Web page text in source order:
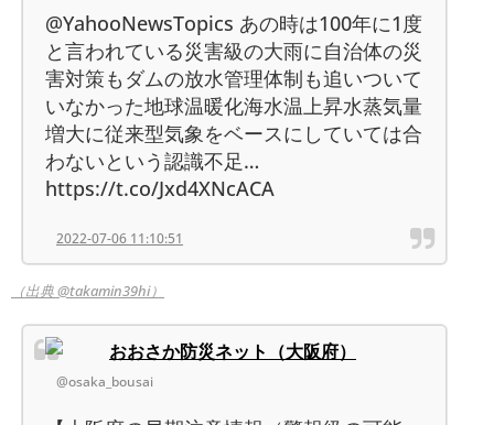
@YahooNewsTopics あの時は100年に1度
と言われている災害級の大雨に自治体の災
害対策もダムの放水管理体制も追いついて
いなかった地球温暖化海水温上昇水蒸気量
増大に従来型気象をベースにしていては合
わないという認識不足…
https://t.co/Jxd4XNcACA
2022-07-06 11:10:51
（出典 @takamin39hi）
おおさか防災ネット（大阪府）
@osaka_bousai